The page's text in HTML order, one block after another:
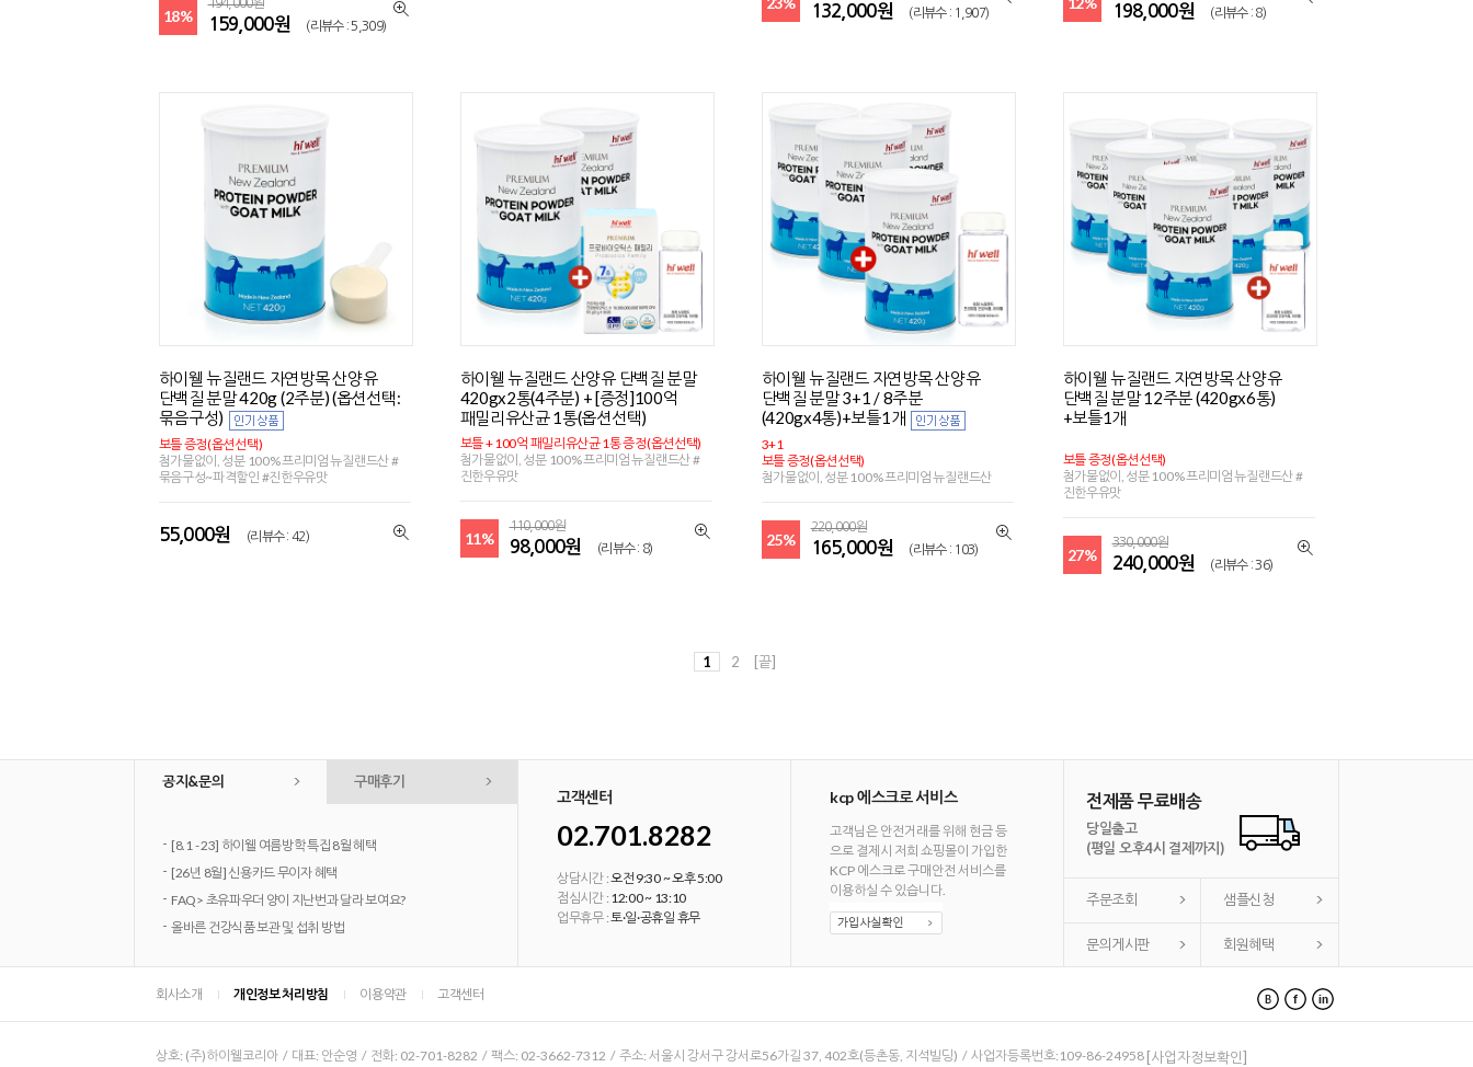
18%
194,000원
159,000원 (리뷰수 : 5,309)
132,000원 (리뷰수 : 1,907) 198,000원 (리뷰수 : 8)
하이웰 뉴질랜드 자연방목 산양유
단백질 분말 420g (2주분) (옵션선택:
묶음구성)
보틀 증정(옵션선택)
첨가물없이, 성분 100% 프리미엄 뉴질랜드산 #
묶음구성~파격할인 #진한우유맛
55,000원 (리뷰수 : 42)
하이웰 뉴질랜드 산양유 단백질 분말
420gx2통(4주분) + [증정]100억
패밀리유산균 1통(옵션선택)
보틀 + 100억 패밀리유산균 1통 증정(옵션선택)
첨가물없이, 성분 100% 프리미엄 뉴질랜드산 #
진한우유맛
11%
110,000원
98,000원 (리뷰수 : 8)
하이웰 뉴질랜드 자연방목 산양유
단백질 분말 3+1 / 8주분
(420gx4통)+보틀1개
3+1
보틀 증정(옵션선택)
첨가물없이, 성분 100% 프리미엄 뉴질랜드산
25%
220,000원
165,000원 (리뷰수 : 103)
하이웰 뉴질랜드 자연방목 산양유
단백질 분말 12주분 (420gx6통)
+보틀1개
보틀 증정(옵션선택)
첨가물없이, 성분 100% 프리미엄 뉴질랜드산 #
진한우유맛
27%
330,000원
240,000원 (리뷰수 : 36)
1 2 [끝]
공지&문의 구매후기
- [8.1 - 23] 하이웰 여름방학 특집 8월 혜택
- [26년 8월] 신용카드 무이자 혜택
- FAQ> 초유파우더 양이 지난번과 달라 보여요?
- 올바른 건강식품 보관 및 섭취 방법
고객센터
02.701.8282
상담시간 :오전 9:30 ~ 오후 5:00
점심시간 : 12:00 ~ 13:10
업무휴무 :토·일·공휴일 휴무
kcp 에스크로 서비스
고객님은 안전거래를 위해 현금 등
으로 결제시 저희 쇼핑몰이 가입한
KCP 에스크로 구매안전 서비스를
이용하실 수 있습니다.
전제품 무료배송
당일출고
(평일 오후4시 결제까지)
주문조회 샘플신청
문의게시판 회원혜택
회사소개 개인정보 처리방침 이용약관 고객센터
상호: (주)하이웰코리아 / 대표: 안순영 / 전화: 02-701-8282 / 팩스: 02-3662-7312 / 주소: 서울시 강서구 강서로56가길 37, 402호(등촌동, 지석빌딩) / 사업자등록번호:109-86-24958 [사업자정보확인]